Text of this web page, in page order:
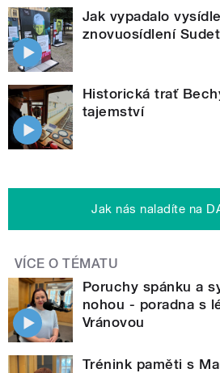
Jak vypadalo
znovuosídlení
Historická trať
tajemství
Jak nás naladíte na
VÍCE O TÉMATU
Poruchy spánku a
nohou - poradna s
Vránovou
Trénink paměti s